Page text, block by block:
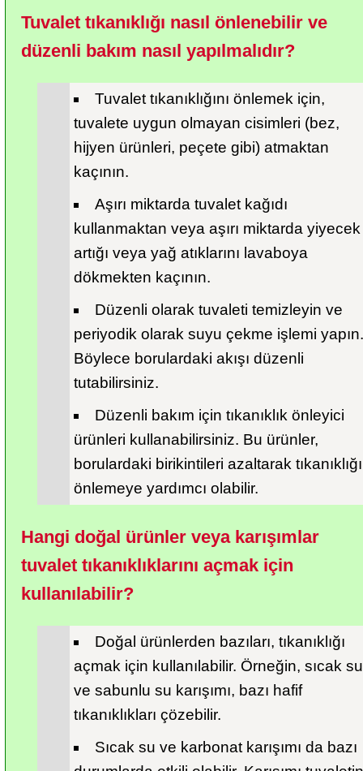
Tuvalet tıkanıklığı nasıl önlenebilir ve
düzenli bakım nasıl yapılmalıdır?
Tuvalet tıkanıklığını önlemek için,
tuvalete uygun olmayan cisimleri (bez,
hijyen ürünleri, peçete gibi) atmaktan
kaçının.
Aşırı miktarda tuvalet kağıdı
kullanmaktan veya aşırı miktarda yiyecek
artığı veya yağ atıklarını lavaboya
dökmekten kaçının.
Düzenli olarak tuvaleti temizleyin ve
periyodik olarak suyu çekme işlemi yapın.
Böylece borulardaki akışı düzenli
tutabilirsiniz.
Düzenli bakım için tıkanıklık önleyici
ürünleri kullanabilirsiniz. Bu ürünler,
borulardaki birikintileri azaltarak tıkanıklığı
önlemeye yardımcı olabilir.
Hangi doğal ürünler veya karışımlar
tuvalet tıkanıklıklarını açmak için
kullanılabilir?
Doğal ürünlerden bazıları, tıkanıklığı
açmak için kullanılabilir. Örneğin, sıcak su
ve sabunlu su karışımı, bazı hafif
tıkanıklıkları çözebilir.
Sıcak su ve karbonat karışımı da bazı